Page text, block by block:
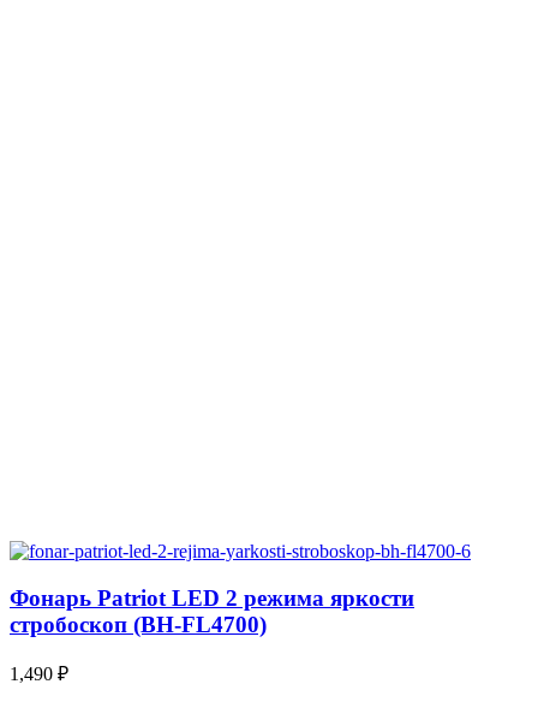
Фонарь Patriot LED 2 режима яркости
стробоскоп (BH-FL4700)
1,490 ₽